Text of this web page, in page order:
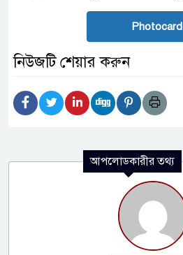
Photocard
নিউজটি শেয়ার করুন
আপলোডকারীর তথ্য